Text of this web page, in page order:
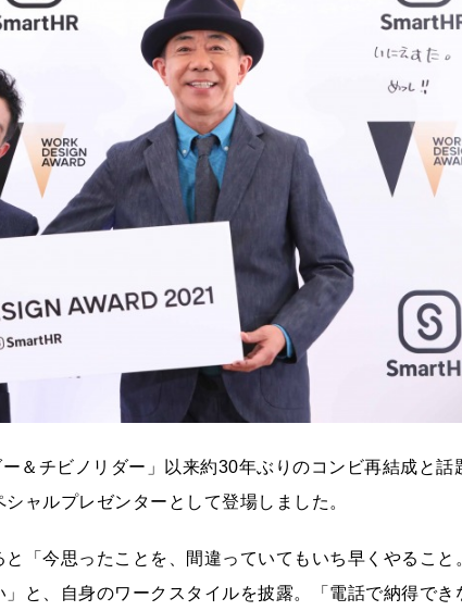
＆チビノリダー」以来約30年ぶりのコンビ再結成と話
ャルプレゼンターとして登場しました。
「今思ったことを、間違っていてもいち早くやること
と、自身のワークスタイルを披露。「電話で納得でき